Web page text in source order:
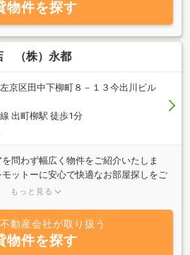
物件を探す
（株）永都
京区田中下柳町８－１３今出川ビル
出町柳駅 徒歩1分
問わず幅広く物件をご紹介いたしま
ットーに安心で快適なお部屋探しをご
け物件、単身者様、新婚様、ご家族の
頂きます。出町柳周辺は京都大学、同
んも多く活気のある街です。また、京
アクセスも便利で新婚様やファミリー
もっと見る
動産会社が取り扱う
物件を探す